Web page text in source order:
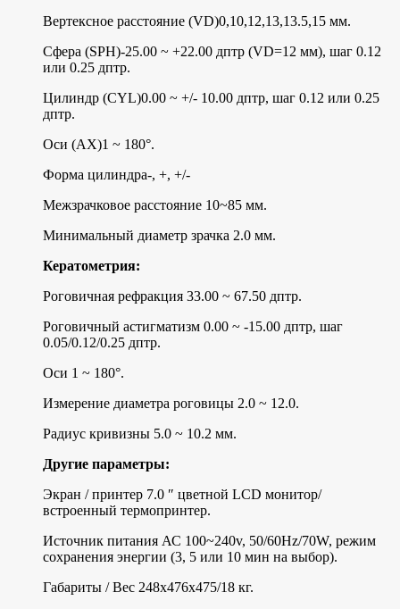
Вертексное расстояние (VD)0,10,12,13,13.5,15 мм.
Сфера (SРН)-25.00 ~ +22.00 дптр (VD=12 мм), шаг 0.12
или 0.25 дптр.
Цилиндр (СYL)0.00 ~ +/- 10.00 дптр, шаг 0.12 или 0.25
дптр.
Оси (АХ)1 ~ 180°.
Форма цилиндра-, +, +/-
Межзрачковое расстояние 10~85 мм.
Минимальный диаметр зрачка 2.0 мм.
Кератометрия:
Роговичная рефракция 33.00 ~ 67.50 дптр.
Роговичный астигматизм 0.00 ~ -15.00 дптр, шаг
0.05/0.12/0.25 дптр.
Оси 1 ~ 180°.
Измерение диаметра роговицы 2.0 ~ 12.0.
Радиус кривизны 5.0 ~ 10.2 мм.
Другие параметры:
Экран / принтер 7.0 ″ цветной LСD монитор/
встроенный термопринтер.
Источник питания АС 100~240v, 50/60Нz/70W, режим
сохранения энергии (3, 5 или 10 мин на выбор).
Габариты / Вес 248х476х475/18 кг.